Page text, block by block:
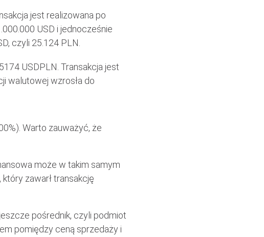
jest realizowana po
USD i jednocześnie
czyli 25.124 PLN.
USDPLN. Transakcja jest
walutowej wzrosła do
Warto zauważyć, że
może w takim samym
zawarł transakcję
pośrednik, czyli podmiot
pomiędzy ceną sprzedaży i